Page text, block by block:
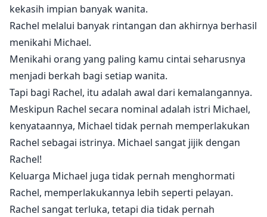
kekasih impian banyak wanita.
Rachel melalui banyak rintangan dan akhirnya berhasil
menikahi Michael.
Menikahi orang yang paling kamu cintai seharusnya
menjadi berkah bagi setiap wanita.
Tapi bagi Rachel, itu adalah awal dari kemalangannya.
Meskipun Rachel secara nominal adalah istri Michael,
kenyataannya, Michael tidak pernah memperlakukan
Rachel sebagai istrinya. Michael sangat jijik dengan
Rachel!
Keluarga Michael juga tidak pernah menghormati
Rachel, memperlakukannya lebih seperti pelayan.
Rachel sangat terluka, tetapi dia tidak pernah